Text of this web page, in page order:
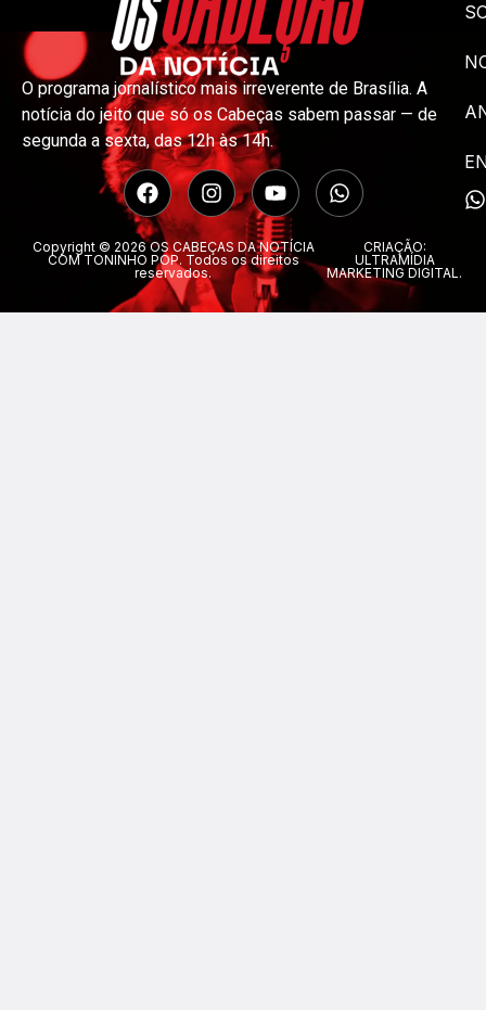
O programa jornalístico mais irreverente de Brasília. A
notícia do jeito que só os Cabeças sabem passar — de
segunda a sexta, das 12h às 14h.
Copyright © 2026 OS CABEÇAS DA NOTÍCIA
COM TONINHO POP. Todos os direitos
reservados.
CRIAÇÃO:
ULTRAMÍDIA
MARKETING DIGITAL.